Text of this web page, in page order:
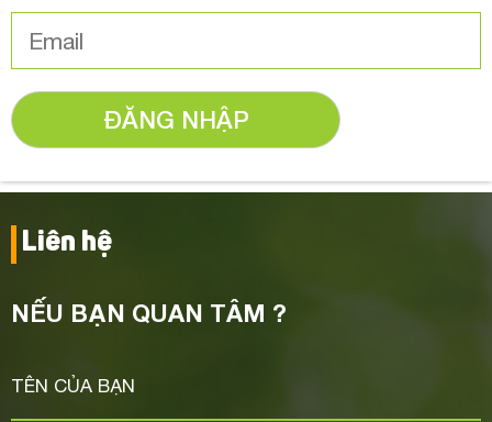
ĐĂNG NHẬP
Liên hệ
NẾU BẠN QUAN TÂM ?